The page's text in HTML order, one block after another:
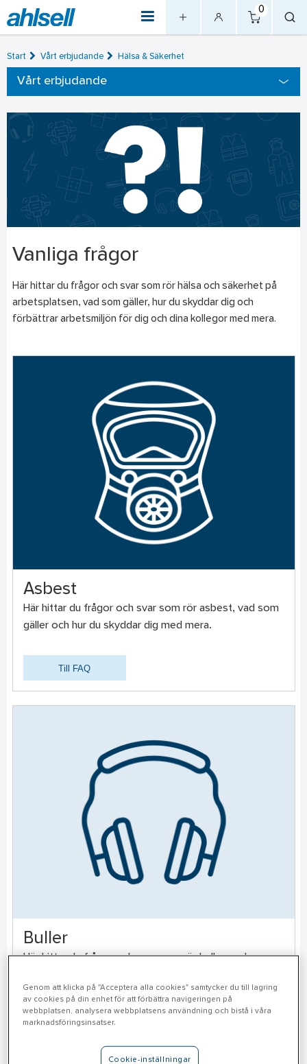
0
Start Vårt erbjudande Hälsa & Säkerhet
Vårt erbjudande
Vanliga frågor
Här hittar du frågor och svar som rör hälsa och säkerhet på
arbetsplatsen, vad som gäller, hur du skyddar dig och
förbättrar arbetsmiljön för dig och dina kollegor med mera.
Asbest
Här hittar du frågor och svar som rör asbest, vad som
gäller och hur du skyddar dig med mera.
Till FAQ
Buller
Här hittar du frågor och svar som rör buller, vad som
Till FAQ
Genom att klicka på "Acceptera alla cookies" samtycker du till lagring
av cookies på din enhet för att förbättra navigeringen på
webbplatsen, analysera webbplatsens användning och bistå i våra
marknadsföringsinsatser.
Cookie-inställningar